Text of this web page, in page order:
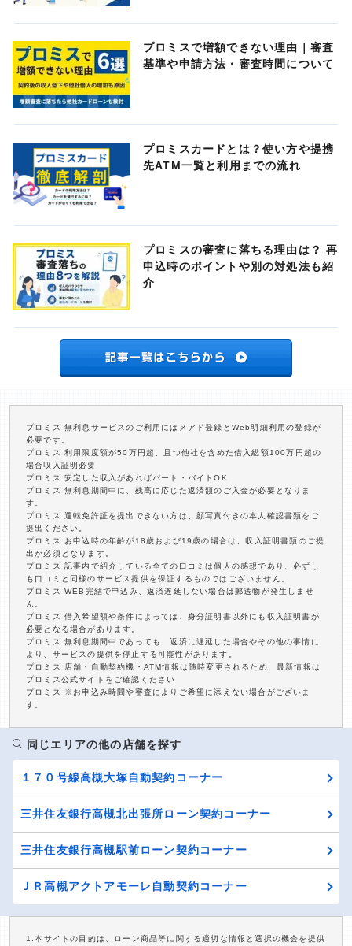
プロミスで増額できない理由｜審査
基準や申請方法・審査時間について
プロミスカードとは？使い方や提携
先ATM一覧と利用までの流れ
プロミスの審査に落ちる理由は？ 再
申込時のポイントや別の対処法も紹
介
プロミス 無利息サービスのご利用にはメアド登録とWeb明細利用の登録が
必要です。
プロミス 利用限度額が50万円超、且つ他社を含めた借入総額100万円超の
場合収入証明必要
プロミス 安定した収入があればパート・バイトOK
プロミス 無利息期間中に、残高に応じた返済額のご入金が必要となりま
す。
プロミス 運転免許証を提出できない方は、顔写真付きの本人確認書類をご
提出ください。
プロミス お申込時の年齢が18歳および19歳の場合は、収入証明書類のご提
出が必須となります。
プロミス 記事内で紹介している全ての口コミは個人の感想であり、必ずし
も口コミと同様のサービス提供を保証するものではございません。
プロミス WEB完結で申込み、返済遅延しない場合は郵送物が発生しませ
ん。
プロミス 借入希望額や条件によっては、身分証明書以外にも収入証明書が
必要となる場合があります。
プロミス 無利息期間中であっても、返済に遅延した場合やその他の事情に
より、サービスの提供を停止する可能性があります。
プロミス 店舗・自動契約機・ATM情報は随時変更されるため、最新情報は
プロミス公式サイトをご確認ください
プロミス ※お申込み時間や審査によりご希望に添えない場合がございま
す。
同じエリアの他の店舗を探す
１７０号線高槻大塚自動契約コーナー
三井住友銀行高槻北出張所ローン契約コーナー
三井住友銀行高槻駅前ローン契約コーナー
ＪＲ高槻アクトアモーレ自動契約コーナー
1.本サイトの目的は、ローン商品等に関する適切な情報と選択の機会を提供